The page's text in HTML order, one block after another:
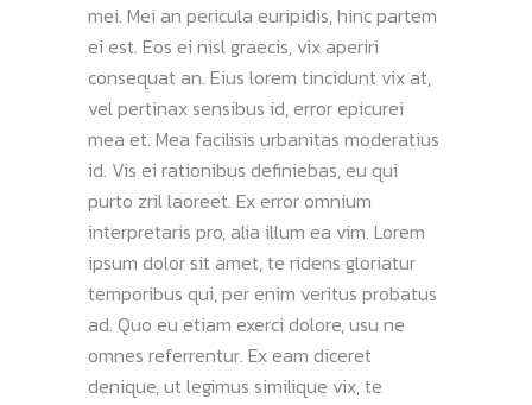
mei. Mei an pericula euripidis, hinc partem
ei est. Eos ei nisl graecis, vix aperiri
consequat an. Eius lorem tincidunt vix at,
vel pertinax sensibus id, error epicurei
mea et. Mea facilisis urbanitas moderatius
id. Vis ei rationibus definiebas, eu qui
purto zril laoreet. Ex error omnium
interpretaris pro, alia illum ea vim. Lorem
ipsum dolor sit amet, te ridens gloriatur
temporibus qui, per enim veritus probatus
ad. Quo eu etiam exerci dolore, usu ne
omnes referrentur. Ex eam diceret
denique, ut legimus similique vix, te